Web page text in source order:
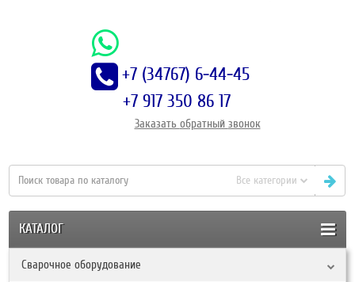
+7 (34767) 6-44-45
+7 917 350 86 17
Заказать обратный звонок
Все категории
КАТАЛОГ
Сварочное оборудование